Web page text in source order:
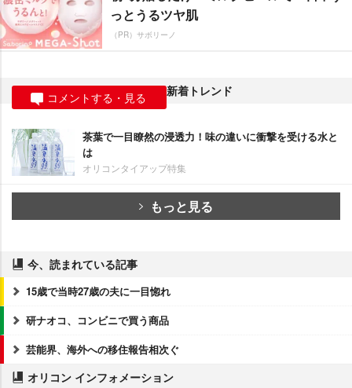
っとうるツヤ肌
（PR）サボリーノ
コメントする・見る 新着トレンド
茶葉で一目瞭然の浸透力！味の違いに衝撃を受ける水と
は
オリコンタイアップ特集
もっと見る
今、読まれている記事
15歳で当時27歳の夫に一目惚れ
研ナオコ、コンビニで買う商品
芸能界、海外への移住報告相次ぐ
オリコン インフォメーション